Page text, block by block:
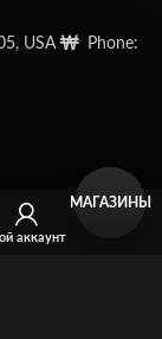
USA
Phone:
аккаунт
МАГАЗИНЫ